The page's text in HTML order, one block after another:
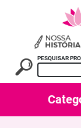
PESQUISAR